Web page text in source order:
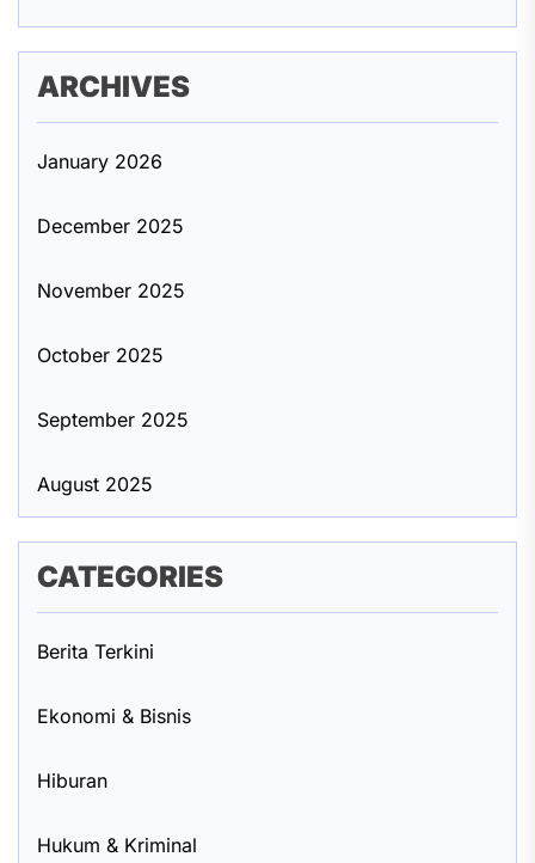
ARCHIVES
January 2026
December 2025
November 2025
October 2025
September 2025
August 2025
CATEGORIES
Berita Terkini
Ekonomi & Bisnis
Hiburan
Hukum & Kriminal